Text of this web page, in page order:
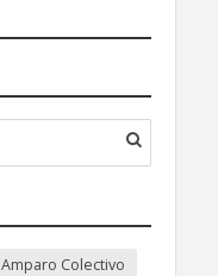
Amparo Colectivo